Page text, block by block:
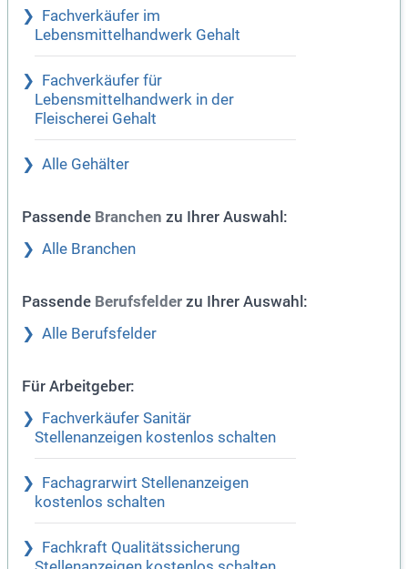
Fachverkäufer im
Lebensmittelhandwerk Gehalt
Fachverkäufer für
Lebensmittelhandwerk in der
Fleischerei Gehalt
Alle Gehälter
Passende Branchen zu Ihrer Auswahl:
Alle Branchen
Passende Berufsfelder zu Ihrer Auswahl:
Alle Berufsfelder
Für Arbeitgeber:
Fachverkäufer Sanitär
Stellenanzeigen kostenlos schalten
Fachagrarwirt Stellenanzeigen
kostenlos schalten
Fachkraft Qualitätssicherung